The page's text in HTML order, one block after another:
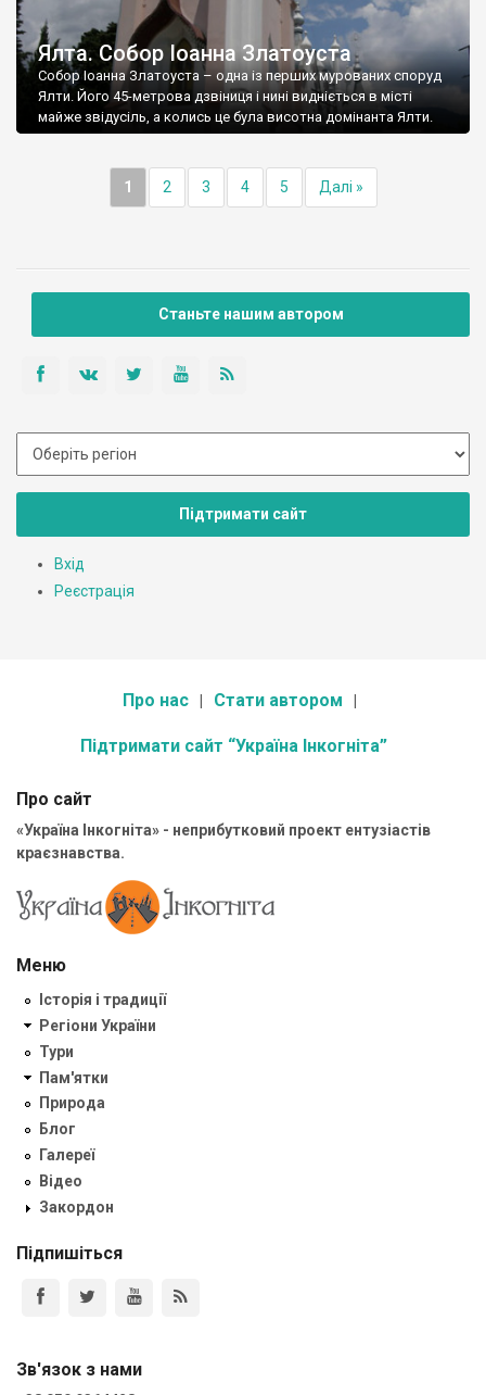
Ялта. Собор Іоанна Златоуста
Собор Іоанна Златоуста – одна із перших мурованих споруд
Ялти. Його 45-метрова дзвіниця і нині видніється в місті
майже звідусіль, а колись це була висотна домінанта Ялти.
1 2 3 4 5 Далі »
Станьте нашим автором
Підтримати сайт
Вхід
Реєстрація
Про нас Стати автором
Підтримати сайт “Україна Інкогніта”
Про сайт
«Україна Інкогніта» - неприбутковий проект ентузіастів
краєзнавства.
Меню
Історія і традиції
Регіони України
Тури
Пам'ятки
Природа
Блог
Галереї
Відео
Закордон
Підпишіться
Зв'язок з нами